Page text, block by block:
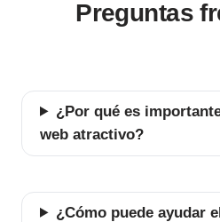
Preguntas
¿Por qué es
web atractivo?
¿Cómo puede ayudar